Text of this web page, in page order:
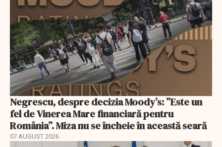
Negrescu, despre decizia Moody’s: ”Este un
fel de Vinerea Mare financiară pentru
România”. Miza nu se încheie în această seară
07 AUGUST 2026